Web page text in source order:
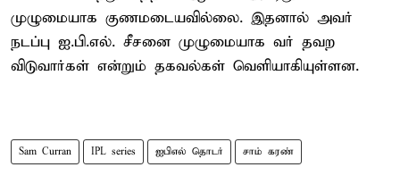
முழுமையாக குணமடையவில்லை. இதனால் அவர்
நடப்பு ஐ.பி.எல். சீசனை முழுமையாக வர் தவற
விடுவார்கள் என்றும் தகவல்கள் வெளியாகியுள்ளன.
Sam Curran IPL series ஐபிஎல் தொடர் சாம் கரண்